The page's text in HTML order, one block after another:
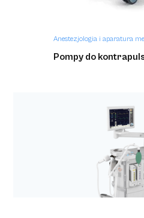
Anestezjologia i aparatura
Pompy do